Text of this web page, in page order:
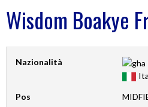
Wisdom Boakye
Nazionalità
Pos